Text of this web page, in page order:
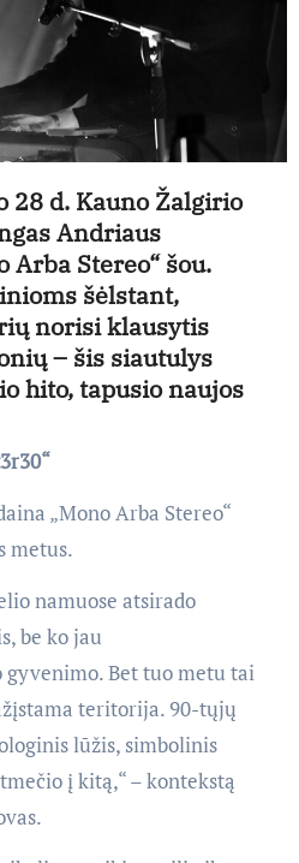
28 d. Kauno Žalgirio
Andriaus
Arba Stereo“ šou.
šėlstant,
norisi klausytis
– šis siautulys
hito, tapusio naujos
„Mono Arba Stereo“
metus.
namuose atsirado
be ko jau
gyvenimo. Bet tuo metu tai
teritorija. 90-tųjų
lūžis, simbolinis
į kitą,“ – kontekstą